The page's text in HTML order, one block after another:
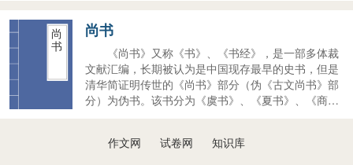
尚
书
尚书
《尚书》又称《书》、《书经》，是一部多体裁
文献汇编，长期被认为是中国现存最早的史书，但是
清华简证明传世的《尚书》部分（伪《古文尚书》部
分）为伪书。该书分为《虞书》、《夏书》、《商
《书经》。内容主要是君王任命官员或赏赐诸侯时发
作文网 试卷网 知识库